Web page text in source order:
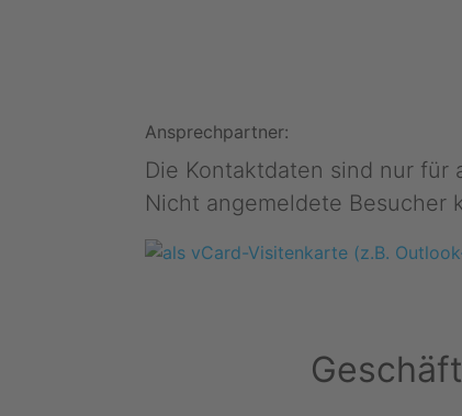
Ansprechpartner:
Die Kontaktdaten sind nur für
Nicht angemeldete Besucher